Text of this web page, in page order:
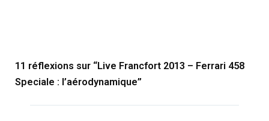
11 réflexions sur “Live Francfort 2013 – Ferrari 458
Speciale : l’aérodynamique”